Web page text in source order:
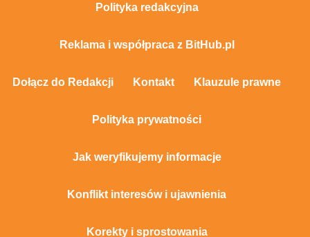
Polityka redakcyjna
Reklama i współpraca z BitHub.pl
Dołącz do Redakcji Kontakt Klauzule prawne
Polityka prywatności
Jak weryfikujemy informacje
Konflikt interesów i ujawnienia
Korekty i sprostowania